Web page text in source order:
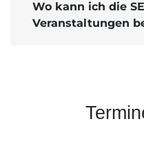
Wo kann ich die
Veranstaltungen